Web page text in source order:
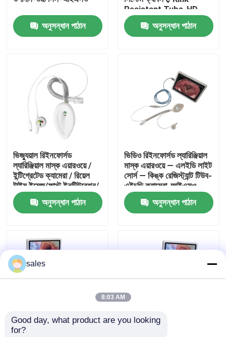
VR প্রদর্শন
কারখানা ভ্রমণ
মান নিয়ন্ত্রণ
আমাদের সাথে যোগাযোগ করুন
উদ্ধৃতির জন্য আবেদন
ল্যারিঞ্জিয়াল মাস্ক এয়ারওয়ে
অনুসন্ধান পাঠান
Resistant Tube-HD
Camera-ISO
অনুসন্ধান পাঠান
ভিজ্যুয়াল রিইনফোর্সড
ল্যারিঞ্জিয়াল মাস্ক এয়ারওয়ে /
ইন্টিগ্রেটেড ক্যামেরা / রিয়েল
টাইম ইমেজ/ফাস্ট ইনটিউবেশন/
আইএসও
অনুসন্ধান পাঠান
ভিডিও রিইনফোর্সড ল্যারিঞ্জিয়াল
মাস্ক এয়ারওয়ে — এলইডি লাইট
সোর্স — কিঙ্ক রেজিস্ট্যান্ট টিউব-
এইচডি ক্যামেরা-আইএসও
অনুসন্ধান পাঠান
ভিজ্যুয়াল কম্বাইন্ড
sales
8:03 AM
Good day, what product are you looking
for?